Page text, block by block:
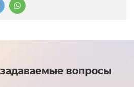
вопросы